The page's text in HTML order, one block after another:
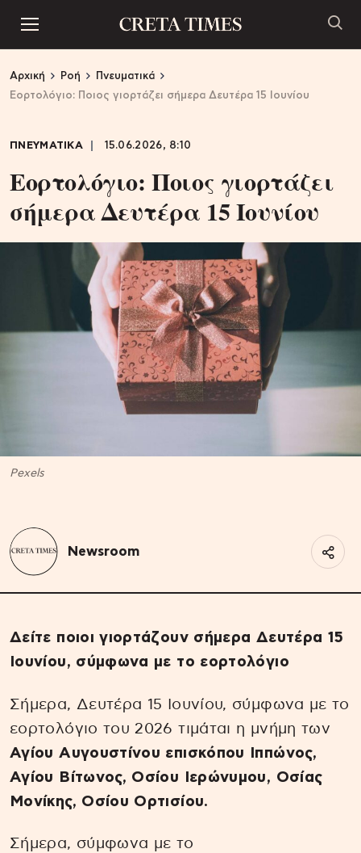
Αρχική Ροή
Πνευματικά
Εορτολόγιο: Ποιος γιορτάζει σήμερα Δευτέρα 15 Ιουνίου
ΠΝΕΥΜΑΤΙΚΑ 15.06.2026, 8:10
Εορτολόγιο: Ποιος γιορτάζει
σήμερα Δευτέρα 15 Ιουνίου
Pexels
Newsroom
Δείτε ποιοι γιορτάζουν σήμερα Δευτέρα 15
Ιουνίου, σύμφωνα με το εορτολόγιο
Σήμερα, Δευτέρα 15 Ιουνίου, σύμφωνα με το
εορτολόγιο του 2026 τιμάται η μνήμη των
Αγίου Αυγουστίνου επισκόπου Ιππώνος,
Αγίου Βίτωνος, Οσίου Ιερώνυμου, Οσίας
Μονίκης, Οσίου Ορτισίου.
Σήμερα, σύμφωνα με το